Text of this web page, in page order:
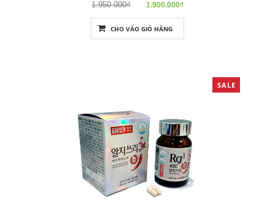
1.950.000₫ 1.900.000₫
CHO VÀO GIỎ HÀNG
SALE